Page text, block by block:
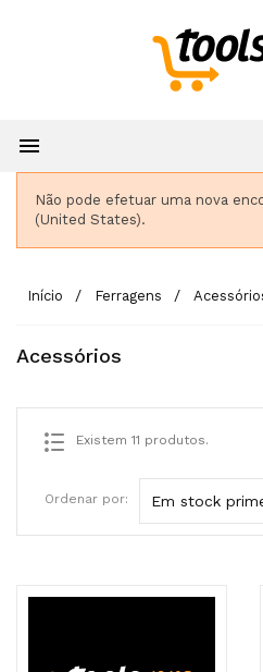

Não pode efetuar uma nova
(United States).
Início Ferragens
Acessórios
Existem 11 produtos.
Ordenar por: Em stock